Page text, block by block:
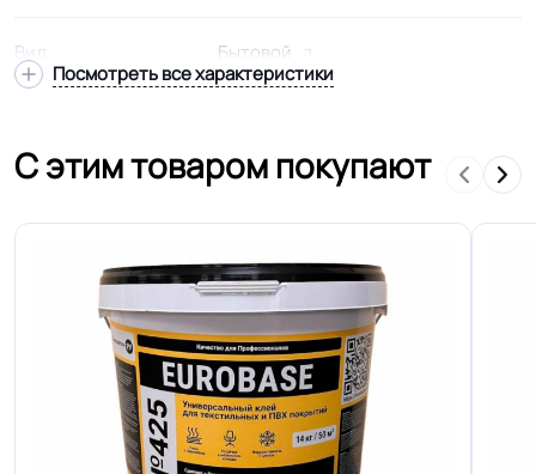
Вид Бытовой
сопротивление
Гетерогенный многослойный тзи
Дублированная EXTRA-D BASE
2.0-2.5-3.0-3.5-4.0 м
Посмотреть все характеристики
С этим товаром покупают